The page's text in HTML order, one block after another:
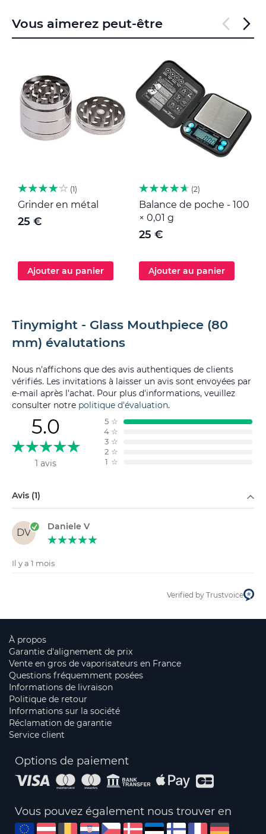
Vous aimerez peut-être
1
Grinder en métal
25 €
Ajouter au panier
2
Balance de poche - 100
× 0,01 g
25 €
Ajouter au panier
Tinymight - Glass Mouthpiece (80
mm) évalutations
Nous n'affichons que des avis authentiques de clients
vérifiés. Les invitations à laisser un avis sont envoyées par
e-mail après l'achat. Pour plus d'informations, veuillez
consulter notre politique d'évaluation.
5.0
1 avis
5 ☆
4 ☆
3 ☆
2 ☆
1 ☆
Avis (1)
DV
Daniele V
Il y a 1 mois
Verified by Trustvoice
À propos
Garantie d'alignement de prix
Vente en gros de vaporisateurs en France
Questions fréquemment posées
Informations de livraison
Politique de retour
Informations sur la société
Réclamation de garantie
Service client
Options de paiement
Vous pouvez également nous trouver en